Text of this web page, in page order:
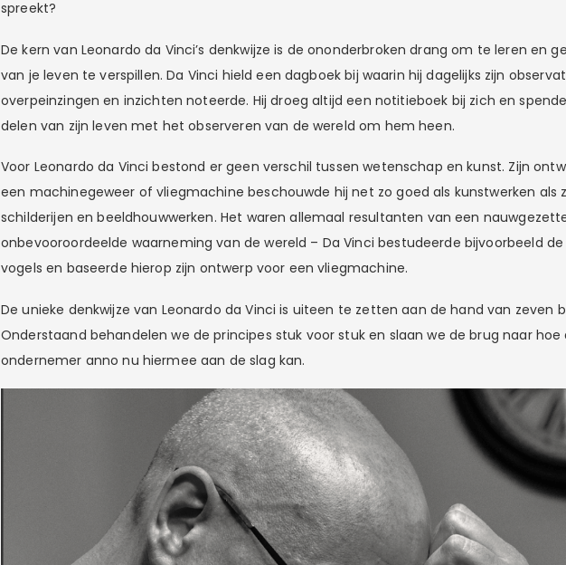
spreekt?
De kern van Leonardo da Vinci’s denkwijze is de ononderbroken drang om te leren en
van je leven te verspillen. Da Vinci hield een dagboek bij waarin hij dagelijks zijn
overpeinzingen en inzichten noteerde. Hij droeg altijd een notitieboek bij zich en
delen van zijn leven met het observeren van de wereld om hem heen.
Voor Leonardo da Vinci bestond er geen verschil tussen wetenschap en kunst. Zijn
een machinegeweer of vliegmachine beschouwde hij net zo goed als kunstwerken als
schilderijen en beeldhouwwerken. Het waren allemaal resultanten van een
onbevooroordeelde waarneming van de wereld – Da Vinci bestudeerde bijvoorbeeld
vogels en baseerde hierop zijn ontwerp voor een vliegmachine.
De unieke denkwijze van Leonardo da Vinci is uiteen te zetten aan de hand van zeven
Onderstaand behandelen we de principes stuk voor stuk en slaan we de brug naar hoe
ondernemer anno nu hiermee aan de slag kan.